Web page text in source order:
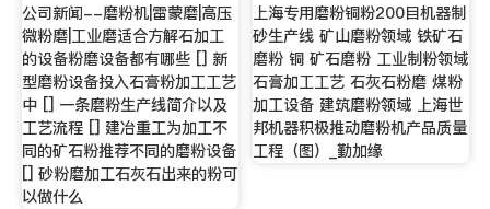
公司新闻--磨粉机|雷蒙磨|高压
微粉磨|工业磨适合方解石加工
的设备粉磨设备都有哪些 [] 新
型磨粉设备投入石膏粉加工工艺
中 [] 一条磨粉生产线简介以及
工艺流程 [] 建冶重工为加工不
同的矿石粉推荐不同的磨粉设备
[] 砂粉磨加工石灰石出来的粉可
以做什么
上海专用磨粉铜粉200目机器制
砂生产线 矿山磨粉领域 铁矿石
磨粉 铜 矿石磨粉 工业制粉领域
石膏加工工艺 石灰石粉磨 煤粉
加工设备 建筑磨粉领域 上海世
邦机器积极推动磨粉机产品质量
工程（图）_勤加缘